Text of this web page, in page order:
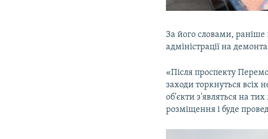
За його словами,
адміністрації на
«Після проспекту
заходи торкнуться всіх
об'єкти з'являться на
розміщення і буде